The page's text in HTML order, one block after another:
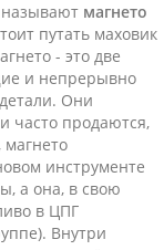
магнето
путать маховик
- это две
и непрерывно
Они
часто продаются,
магнето
инструменте
а она, в свою
в ЦПГ
Внутри